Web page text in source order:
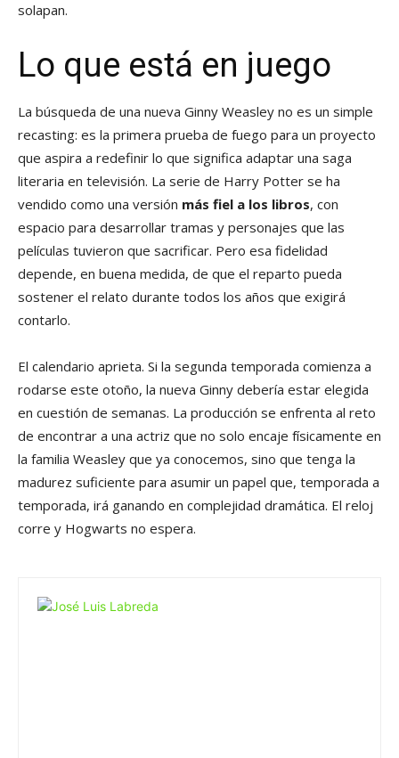
solapan.
Lo que está en juego
La búsqueda de una nueva Ginny Weasley no es un simple
recasting: es la primera prueba de fuego para un proyecto
que aspira a redefinir lo que significa adaptar una saga
literaria en televisión. La serie de Harry Potter se ha
vendido como una versión más fiel a los libros, con
espacio para desarrollar tramas y personajes que las
películas tuvieron que sacrificar. Pero esa fidelidad
depende, en buena medida, de que el reparto pueda
sostener el relato durante todos los años que exigirá
contarlo.
El calendario aprieta. Si la segunda temporada comienza a
rodarse este otoño, la nueva Ginny debería estar elegida
en cuestión de semanas. La producción se enfrenta al reto
de encontrar a una actriz que no solo encaje físicamente en
la familia Weasley que ya conocemos, sino que tenga la
madurez suficiente para asumir un papel que, temporada a
temporada, irá ganando en complejidad dramática. El reloj
corre y Hogwarts no espera.